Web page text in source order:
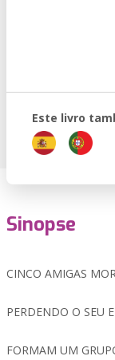
Este livro
Sinopse
CINCO AMIGAS
PERDENDO O SEU
FORMAM UM